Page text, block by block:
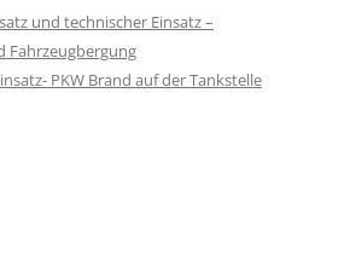
und technischer Einsatz –
Fahrzeugbergung
PKW Brand auf der Tankstelle